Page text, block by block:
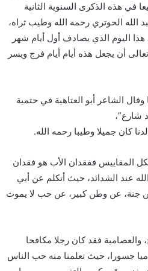
في هذه الذكرى السنوية الثانية
الله الحوتري رحمه الله وطيب ثراه،
اليوم الذي يصادف أول أيام شهر
أن يجعل هذه أيام أيام فرج ويسر
الشاعر أبو العتاهية في حتمية
شارع”،
كان جميلا وطيبا رحمه الله.
المقاييس ففقدان الأب هو فقدان
عند الشدائد، حيث أتكلم عن أبي
عن جنة، عن وطن كبير، عن حب لا يموت
والعصامية فقد كان رجلا مكافحا
جسورا، حيث تعلمنا منه حب الناس